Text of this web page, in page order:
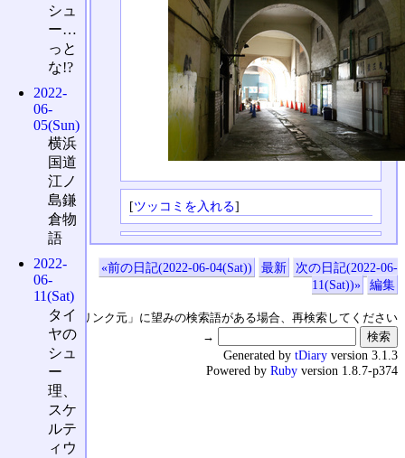
[ツッコミを入れる]
«前の日記(2022-06-04(Sat)) 最新
次の日記(2022-06-
11(Sat))»
編集
↑の「本日のリンク元」に望みの検索語がある場合、再検索してください
→
シュ
ー…
っと
な!?
2022-
06-
05(Sun)
横浜
国道
江ノ
島鎌
倉物
語
2022-
06-
11(Sat)
タイ
ヤの
シュ
ー
理、
スケ
ルテ
ィウ
Generated by tDiary version 3.1.3
Powered by Ruby version 1.8.7-p374